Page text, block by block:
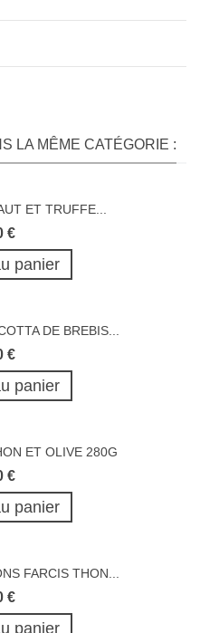
LA MÊME CATÉGORIE :
ET TRUFFE...
€
panier
DE BREBIS...
€
panier
ET OLIVE 280G
€
panier
FARCIS THON...
€
panier